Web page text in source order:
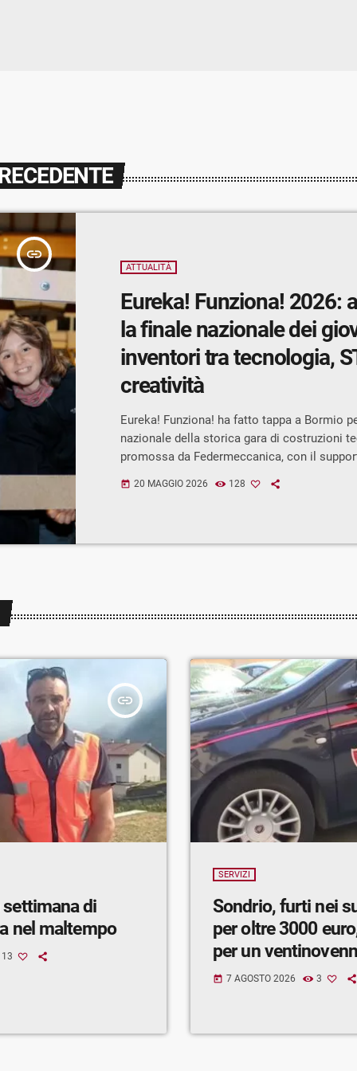
insert_link
ATTUALITÀ
Eureka! Funziona! 2026:
la finale nazionale dei
inventori tra tecnologia,
creatività
Eureka! Funziona! ha fatto tappa a Bormio
nazionale della storica gara di costruzioni
promossa da Federmeccanica, con il
Ministero dell’Istruzione e del Merito.
trasformando il Palazzetto dello Sport di
today 20 MAGGIO 2026 128
insert_link
settimana di
nel maltempo
13
SERVIZI
Sondrio, furti nei
per oltre 3000
per un
today 7 AGOSTO 2026 3